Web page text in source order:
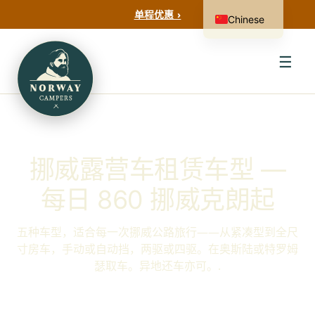
单程优惠 ›
☰
挪威露营车租赁车型 —
每日 860 挪威克朗起
五种车型，适合每一次挪威公路旅行——从紧凑型到全尺
寸房车，手动或自动挡，两驱或四驱。在奥斯陆或特罗姆
瑟取车。异地还车亦可。.
Chinese